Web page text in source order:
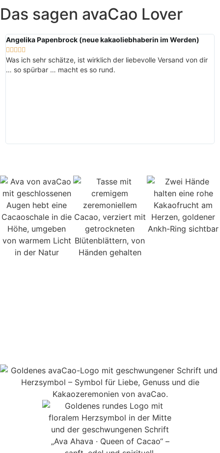
Das sagen avaCao Lover
Angelika Papenbrock (neue kakaoliebhaberin im Werden)
    
Was ich sehr schätze, ist wirklich der liebevolle Versand von dir
… so spürbar … macht es so rund.